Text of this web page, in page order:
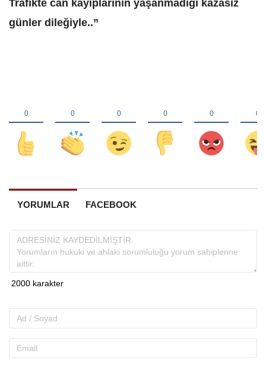
Trafikte can kayıplarının yaşanmadığı kazasız
günler dileğiyle..”
YORUMLAR FACEBOOK